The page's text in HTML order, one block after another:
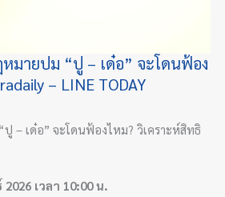
มายปม “ปู – เด๋อ” จะโดนฟ้อง
– LINE TODAY
– เด๋อ” จะโดนฟ้องไหม? วิเคราะห์สิทธิ
เวลา 10:00 น.